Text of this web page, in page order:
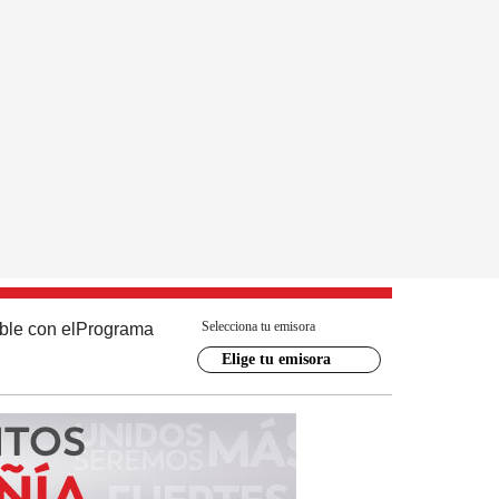
con el Programa Selecciona tu emisora
Elige tu emisora